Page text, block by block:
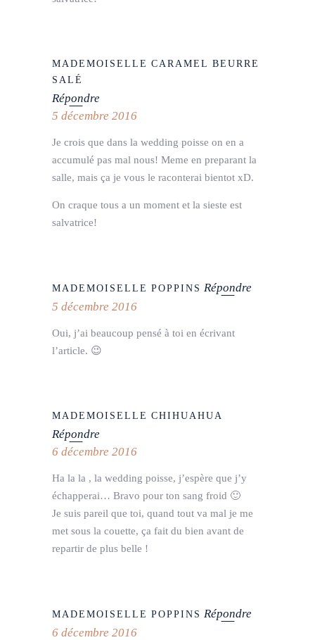
MADEMOISELLE CARAMEL BEURRE
SALÉ
Répondre
5 décembre 2016
Je crois que dans la wedding poisse on en a
accumulé pas mal nous! Meme en preparant la
salle, mais ça je vous le raconterai bientot xD.
On craque tous a un moment et la sieste est
salvatrice!
MADEMOISELLE POPPINS Répondre
5 décembre 2016
Oui, j’ai beaucoup pensé à toi en écrivant
l’article. 😉
MADEMOISELLE CHIHUAHUA
Répondre
6 décembre 2016
Ha la la , la wedding poisse, j’espère que j’y
échapperai… Bravo pour ton sang froid 🙂
Je suis pareil que toi, quand tout va mal je me
met sous la couette, ça fait du bien avant de
repartir de plus belle !
MADEMOISELLE POPPINS Répondre
6 décembre 2016